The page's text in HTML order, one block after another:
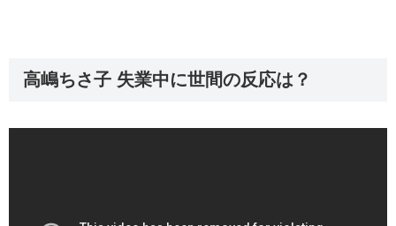
高嶋ちさ子 失業中に世間の反応は？